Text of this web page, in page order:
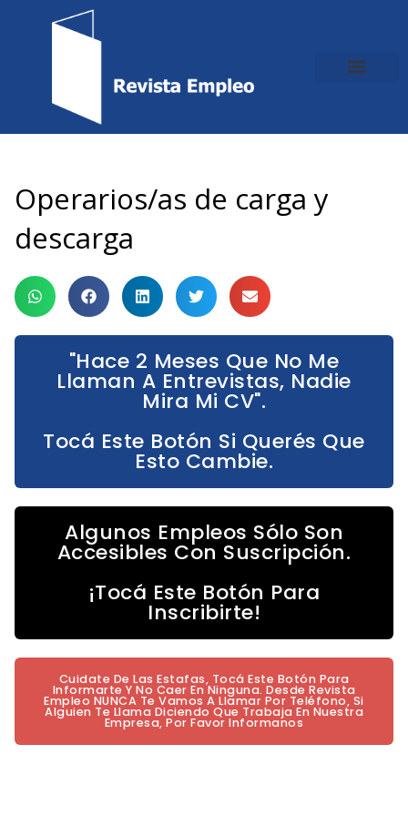
Operarios/as de carga y
descarga
"Hace 2 Meses Que No Me
Llaman A Entrevistas, Nadie
Mira Mi CV".
Tocá Este Botón Si Querés Que
Esto Cambie.
Algunos Empleos Sólo Son
Accesibles Con Suscripción.
¡Tocá Este Botón Para
Inscribirte!
Cuidate De Las Estafas, Tocá Este Botón Para
Informarte Y No Caer En Ninguna. Desde Revista
Empleo NUNCA Te Vamos A Llamar Por Teléfono, Si
Alguien Te Llama Diciendo Que Trabaja En Nuestra
Empresa, Por Favor Informanos